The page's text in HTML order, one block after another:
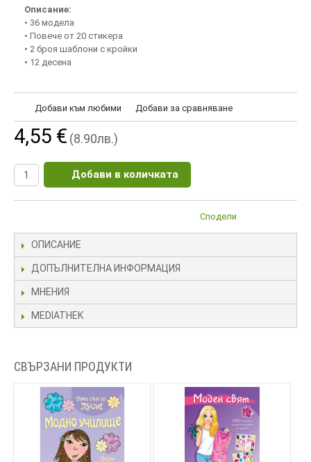
Описание:
• 36 модела
• Повече от 20 стикера
• 2 броя шаблони с кройки
• 12 десена
Добави към любими Добави за сравняване
4,55 € (8.90лв.)
Добави в количката
Сподели
ОПИСАНИЕ
ДОПЪЛНИТЕЛНА ИНФОРМАЦИЯ
МНЕНИЯ
MEDIATHEK
СВЪРЗАНИ ПРОДУКТИ